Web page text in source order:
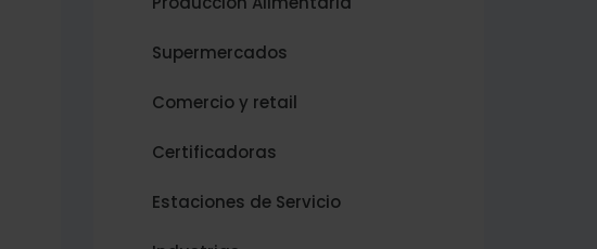
Supermercados
Comercio y retail
Certificadoras
Estaciones de Servicio